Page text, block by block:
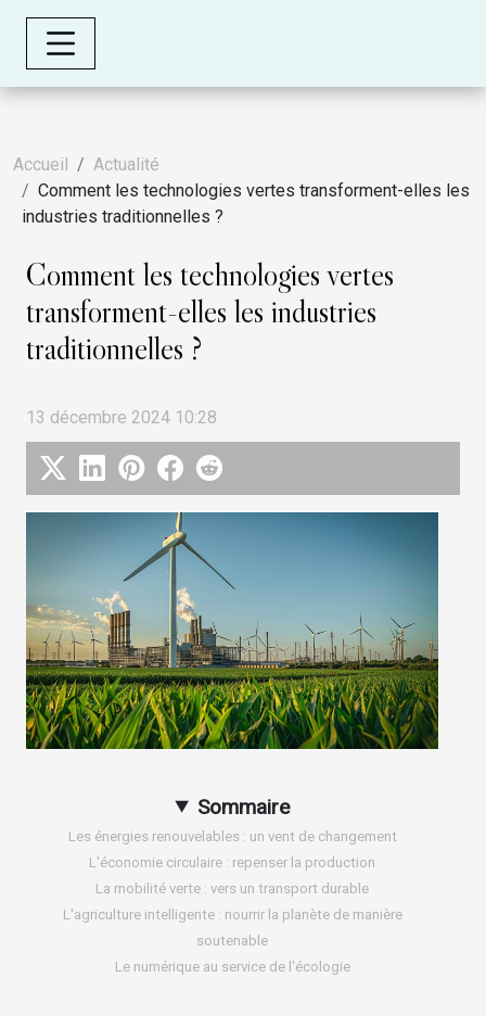
Accueil
Actualité
Comment les technologies vertes transforment-elles les
industries traditionnelles ?
Comment les technologies vertes
transforment-elles les industries
traditionnelles ?
13 décembre 2024 10:28
Sommaire
Les énergies renouvelables : un vent de changement
L'économie circulaire : repenser la production
La mobilité verte : vers un transport durable
L'agriculture intelligente : nourrir la planète de manière
soutenable
Le numérique au service de l'écologie